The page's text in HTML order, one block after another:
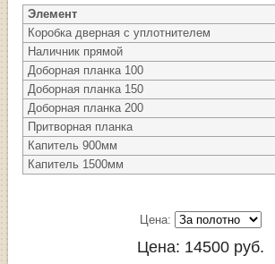
Элемент
Коробка дверная с уплотнителем
Наличник прямой
Доборная планка 100
Доборная планка 150
Доборная планка 200
Притворная планка
Капитель 900мм
Капитель 1500мм
Цена:
Цена: 14500 руб.